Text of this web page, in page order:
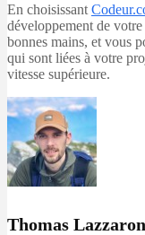
En choisissant
développement de
bonnes mains, et vous
qui sont liées à votre
vitesse supérieure.
Thomas